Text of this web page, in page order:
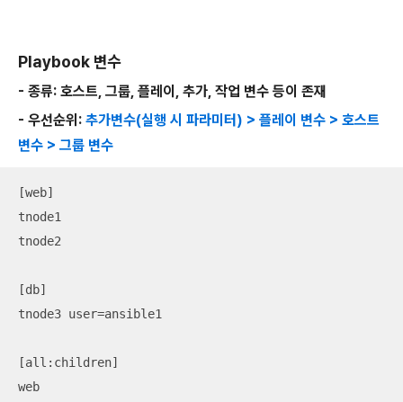
Playbook 변수
- 종류: 호스트, 그룹, 플레이, 추가, 작업 변수 등이 존재
- 우선순위: 추가변수(실행 시 파라미터) > 플레이 변수 > 호스트
변수 > 그룹 변수
[web]
tnode1
tnode2
[db]
tnode3 user=ansible1
[all:children]
web